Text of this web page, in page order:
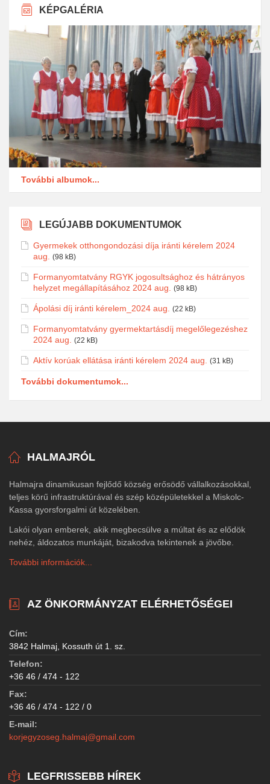
KÉPGALÉRIA
További albumok...
LEGÚJABB DOKUMENTUMOK
Gyermekek otthongondozási díja iránti kérelem 2024
aug.
(98 kB)
Formanyomtatvány RGYK jogosultsághoz és hátrányos
helyzet megállapításához 2024 aug.
(98 kB)
Ápolási díj iránti kérelem_2024 aug. (22 kB)
Formanyomtatvány gyermektartásdíj megelőlegezéshez
2024 aug.
(22 kB)
Aktív korúak ellátása iránti kérelem 2024 aug. (31 kB)
További dokumentumok...
HALMAJRÓL
Halmajra dinamikusan fejlődő község erősödő vállalkozásokkal,
teljes körű infrastruktúrával és szép középületekkel a Miskolc-
Kassa gyorsforgalmi út közelében.
Lakói olyan emberek, akik megbecsülve a múltat és az elődök
nehéz, áldozatos munkáját, bizakodva tekintenek a jövőbe.
További információk...
AZ ÖNKORMÁNYZAT ELÉRHETŐSÉGEI
Cím:
3842 Halmaj, Kossuth út 1. sz.
Telefon:
+36 46 / 474 - 122
Fax:
+36 46 / 474 - 122 / 0
E-mail:
korjegyzoseg.halmaj@gmail.com
LEGFRISSEBB HÍREK